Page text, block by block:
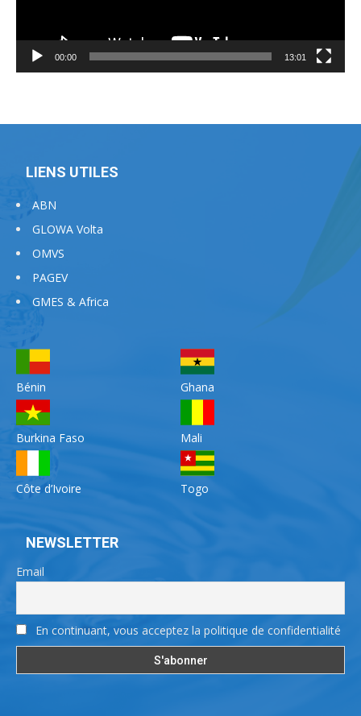
00:00 13:01
LIENS UTILES
ABN
GLOWA Volta
OMVS
PAGEV
GMES & Africa
Bénin
Burkina Faso
Côte d’Ivoire
Ghana
Mali
Togo
NEWSLETTER
Email
En continuant, vous acceptez la politique de confidentialité